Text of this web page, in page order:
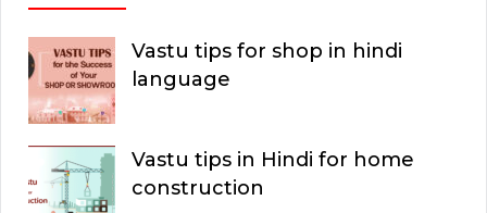
Vastu tips for shop in hindi
language
Vastu tips in Hindi for home
construction